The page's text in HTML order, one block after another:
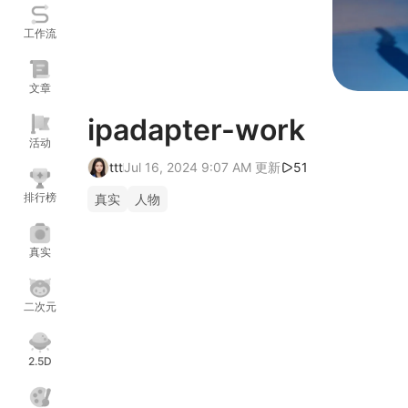
工作流
文章
活动
排行榜
真实
二次元
2.5D
ipadapter-work
tttJul 16, 2024 9:07 AM 更新 51
真实 人物